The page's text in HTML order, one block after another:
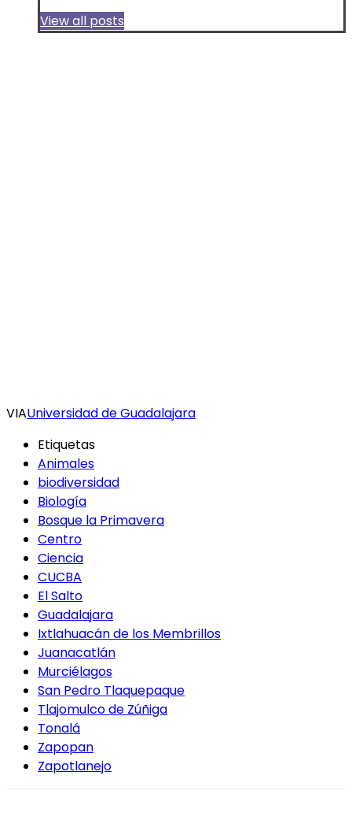
View all posts
VIAUniversidad de Guadalajara
Etiquetas
Animales
biodiversidad
Biología
Bosque la Primavera
Centro
Ciencia
CUCBA
El Salto
Guadalajara
Ixtlahuacán de los Membrillos
Juanacatlán
Murciélagos
San Pedro Tlaquepaque
Tlajomulco de Zúñiga
Tonalá
Zapopan
Zapotlanejo